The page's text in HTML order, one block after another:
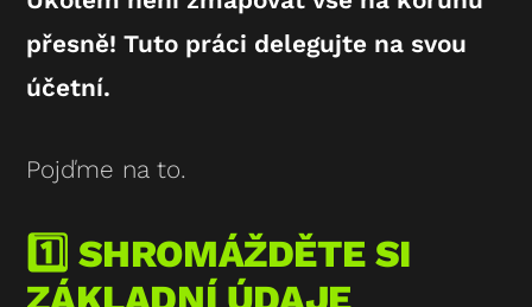
přesně! Tuto práci delegujte na svou
účetní.
Pojďme na to.
1️⃣ SHROMÁŽDĚTE SI